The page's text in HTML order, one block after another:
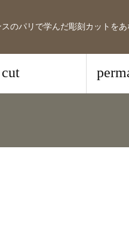
のパリで学んだ彫刻カットをあ
cut